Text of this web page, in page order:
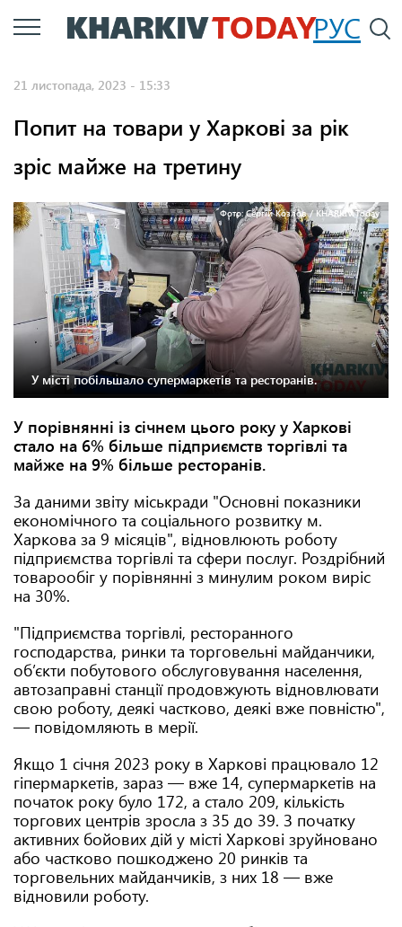
Перейти
до
РУС
21 листопада, 2023 - 15:33
Попит на товари у Харкові за рік
зріс майже на третину
Фото: Сергій Козлов / KHARKIV Today
У місті побільшало супермаркетів та ресторанів.
У порівнянні із січнем цього року у Харкові
стало на 6% більше підприємств торгівлі та
майже на 9% більше ресторанів.
За даними звіту міськради "Основні показники
економічного та соціального розвитку м.
Харкова за 9 місяців", відновлюють роботу
підприємства торгівлі та сфери послуг. Роздрібний
товарообіг у порівнянні з минулим роком виріс
на 30%.
"Підприємства торгівлі, ресторанного
господарства, ринки та торговельні майданчики,
об’єкти побутового обслуговування населення,
автозаправні станції продовжують відновлювати
свою роботу, деякі частково, деякі вже повністю",
— повідомляють в мерії.
Якщо 1 січня 2023 року в Харкові працювало 12
гіпермаркетів, зараз — вже 14, супермаркетів на
початок року було 172, а стало 209, кількість
торгових центрів зросла з 35 до 39. З початку
активних бойових дій у місті Харкові зруйновано
або частково пошкоджено 20 ринків та
торговельних майданчиків, з них 18 — вже
відновили роботу.